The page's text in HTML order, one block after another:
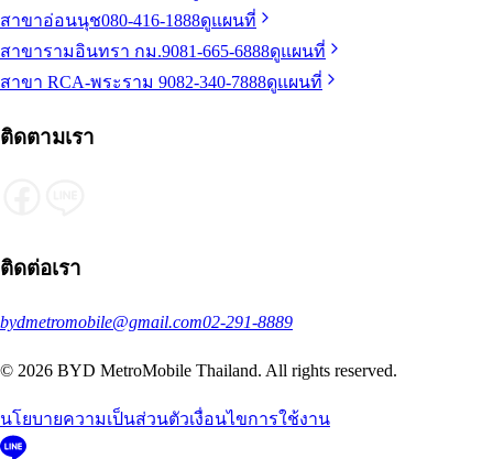
สาขาอ่อนนุช080-416-1888ดูแผนที่
สาขารามอินทรา กม.9081-665-6888ดูแผนที่
สาขา RCA-พระราม 9082-340-7888ดูแผนที่
ติดตามเรา
ติดต่อเรา
bydmetromobile@gmail.com02-291-8889
© 2026 BYD MetroMobile Thailand. All rights reserved.
นโยบายความเป็นส่วนตัวเงื่อนไขการใช้งาน